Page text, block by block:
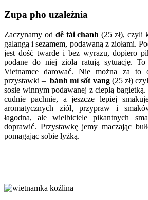
Zupa pho uzależnia
Zaczynamy od dê tái chanh (25 zł), czyli
galangą i sezamem, podawaną z ziołami.
jest dość twarde i bez wyrazu, dopiero
podane do niej zioła ratują sytuację.
Vietnamce darować. Nie można za to
przystawki –bánh mì sốt vang(25 zł)
sosie winnym podawanej z ciepłą
cudnie pachnie, a jeszcze lepiej
aromatycznych ziół, przypraw i
łagodna, ale wielbiciele pikantnych
doprawić. Przystawkę jemy maczając
pomagając sobie łyżką.